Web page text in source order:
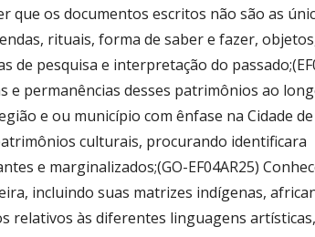
que os documentos escritos não são as
rituais, forma de saber e fazer,
pesquisa e interpretação do
permanências desses patrimônios ao
e ou município com ênfase na Cidade de
culturais, procurando identificara
e marginalizados;(GO-EF04AR25)
incluindo suas matrizes indígenas,
relativos às diferentes linguagens